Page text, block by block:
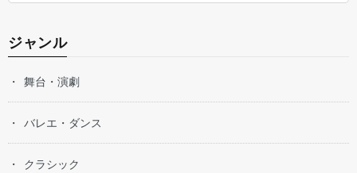
ジャンル
舞台・演劇
バレエ・ダンス
クラシック